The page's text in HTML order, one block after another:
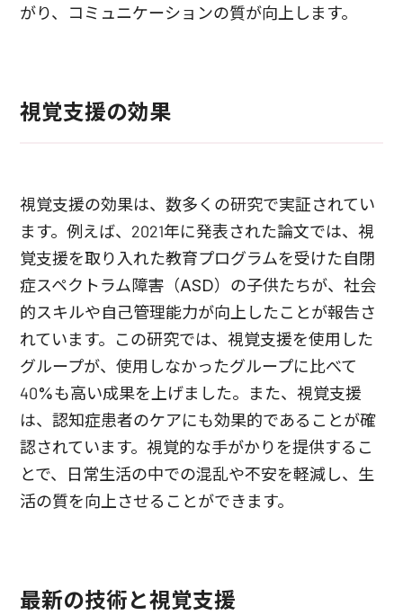
がり、コミュニケーションの質が向上します。
視覚支援の効果
視覚支援の効果は、数多くの研究で実証されてい
ます。例えば、2021年に発表された論文では、視
覚支援を取り入れた教育プログラムを受けた自閉
症スペクトラム障害（ASD）の子供たちが、社会
的スキルや自己管理能力が向上したことが報告さ
れています。この研究では、視覚支援を使用した
グループが、使用しなかったグループに比べて
40%も高い成果を上げました。また、視覚支援
は、認知症患者のケアにも効果的であることが確
認されています。視覚的な手がかりを提供するこ
とで、日常生活の中での混乱や不安を軽減し、生
活の質を向上させることができます。
最新の技術と視覚支援